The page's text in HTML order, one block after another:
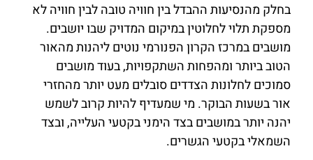
בחלק מהנסיעות ההבדל בין חוויה טובה לבין חוויה לא
מספקת תלוי לחלוטין במיקום המדויק שבו יושבים.
מושבים במרכז הקרון הפנורמי נוטים ליהנות מהאור
הטוב ביותר ומהפחות השתקפויות, בעוד מושבים
סמוכים לחלונות הצדדים סובלים מעט יותר מהחזרי
אור בשעות הבוקר. מי שמעדיף להיות קרוב לשמש
יהנה יותר במושבים בצד הימני בקטעי העלייה, ובצד
השמאלי בקטעי הגשרים.